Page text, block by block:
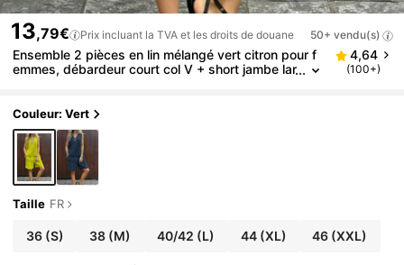
13,79€ Prix incluant la TVA et les droits de douane 50+ vendu(s)
Ensemble 2 pièces en lin mélangé vert citron pour f
emmes, débardeur court col V + short jambe lar
4,64
(100+)
Couleur: Vert
Taille FR
36(S) 38 (M) 40/42 (L) 44(XL) 46 (XXL)